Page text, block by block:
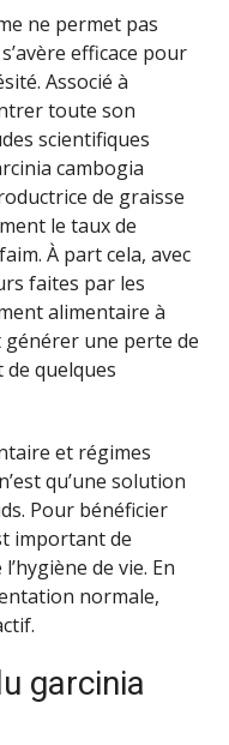
ne permet pas
efficace pour
Associé à
toute son
scientifiques
cambogia
de graisse
le taux de
À part cela, avec
faites par les
alimentaire à
générer une perte de
de quelques
et régimes
qu’une solution
Pour bénéficier
important de
de vie. En
normale,
garcinia